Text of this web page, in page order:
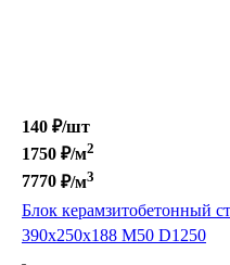
140 ₽/шт
1750 ₽/м2
7770 ₽/м3
Блок керамзитобетонный
390х250х188 М50 D1250